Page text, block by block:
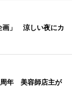
画」 涼しい夜にカ
周年 美容師店主が